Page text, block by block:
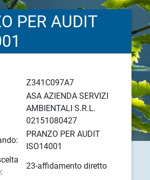
PER AUDIT
Z341C097A7
ASA AZIENDA SERVIZI
AMBIENTALI S.R.L.
02151080427
PRANZO PER AUDIT
ISO14001
23-affidamento diretto